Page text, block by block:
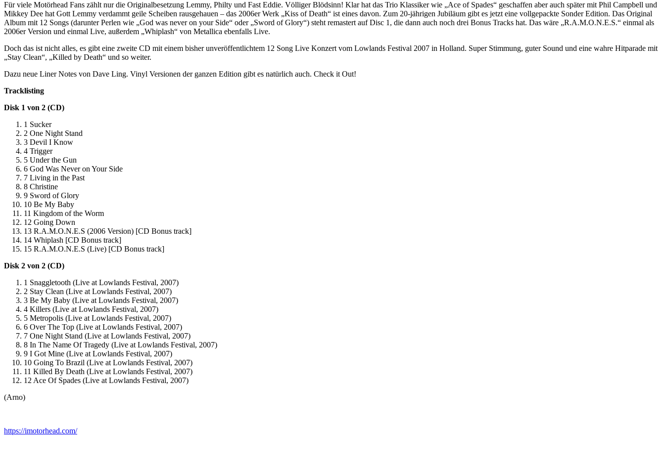
Für viele Motörhead Fans zählt nur die Originalbesetzung Lemmy, Philty und Fast Eddie. Völliger Blödsinn! Klar hat das Trio Klassiker wie „Ace of Spades“ geschaffen aber auch später mit Phil Campbell und
Mikkey Dee hat Gott Lemmy verdammt geile Scheiben rausgehauen – das 2006er Werk „Kiss of Death“ ist eines davon. Zum 20-jährigen Jubiläum gibt es jetzt eine vollgepackte Sonder Edition. Das Original
Album mit 12 Songs (darunter Perlen wie „God was never on your Side“ oder „Sword of Glory“) steht remastert auf Disc 1, die dann auch noch drei Bonus Tracks hat. Das wäre „R.A.M.O.N.E.S.“ einmal als
2006er Version und einmal Live, außerdem „Whiplash“ von Metallica ebenfalls Live.
Doch das ist nicht alles, es gibt eine zweite CD mit einem bisher unveröffentlichtem 12 Song Live Konzert vom Lowlands Festival 2007 in Holland. Super Stimmung, guter Sound und eine wahre Hitparade mit
„Stay Clean“, „Killed by Death“ und so weiter.
Dazu neue Liner Notes von Dave Ling. Vinyl Versionen der ganzen Edition gibt es natürlich auch. Check it Out!
Tracklisting
Disk 1 von 2 (CD)
1 Sucker
2 One Night Stand
3 Devil I Know
4 Trigger
5 Under the Gun
6 God Was Never on Your Side
7 Living in the Past
8 Christine
9 Sword of Glory
10 Be My Baby
11 Kingdom of the Worm
12 Going Down
13 R.A.M.O.N.E.S (2006 Version) [CD Bonus track]
14 Whiplash [CD Bonus track]
15 R.A.M.O.N.E.S (Live) [CD Bonus track]
Disk 2 von 2 (CD)
1 Snaggletooth (Live at Lowlands Festival, 2007)
2 Stay Clean (Live at Lowlands Festival, 2007)
3 Be My Baby (Live at Lowlands Festival, 2007)
4 Killers (Live at Lowlands Festival, 2007)
5 Metropolis (Live at Lowlands Festival, 2007)
6 Over The Top (Live at Lowlands Festival, 2007)
7 One Night Stand (Live at Lowlands Festival, 2007)
8 In The Name Of Tragedy (Live at Lowlands Festival, 2007)
9 I Got Mine (Live at Lowlands Festival, 2007)
10 Going To Brazil (Live at Lowlands Festival, 2007)
11 Killed By Death (Live at Lowlands Festival, 2007)
12 Ace Of Spades (Live at Lowlands Festival, 2007)
(Arno)
https://imotorhead.com/